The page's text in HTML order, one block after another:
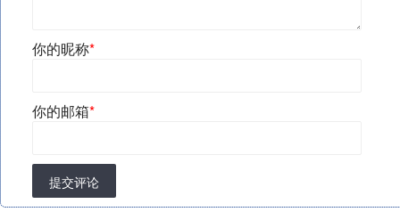
你的昵称*
你的邮箱*
提交评论